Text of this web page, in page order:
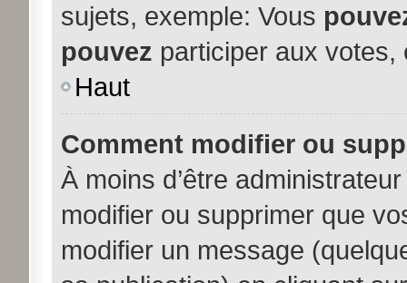
sujets, exemple: Vous
pouvez participer aux votes,
Haut
Comment modifier ou
À moins d’être
modifier ou supprimer que
modifier un message